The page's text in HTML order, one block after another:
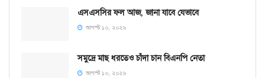
এসএসসির ফল আজ, জানা যাবে যেভাবে
আগস্ট ১০, ২০২৬
সমু‌দ্রে মাছ ধরতেও চাঁদা চান বিএনপি নেতা
আগস্ট ১০, ২০২৬